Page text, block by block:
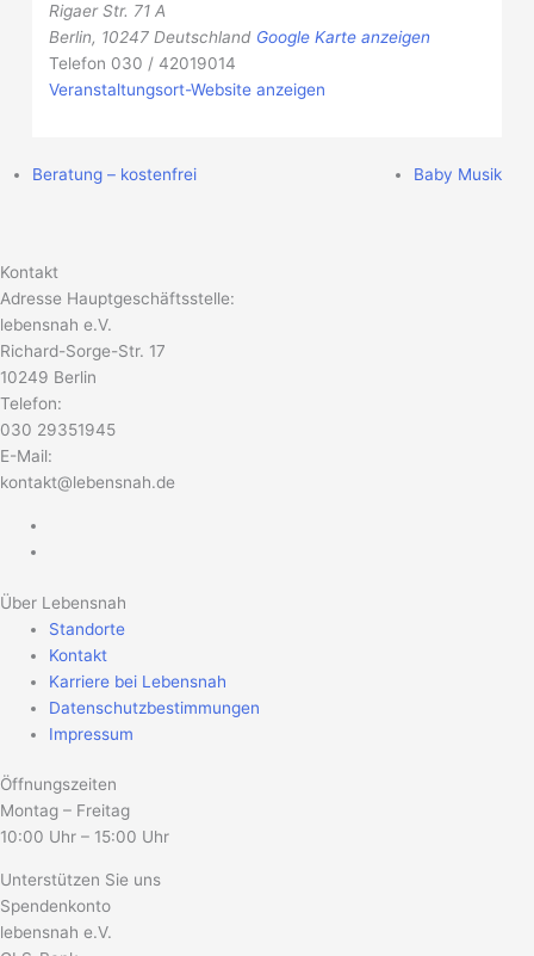
Rigaer Str. 71 A
Berlin, 10247 Deutschland Google Karte anzeigen
Telefon 030 / 42019014
Veranstaltungsort-Website anzeigen
Beratung – kostenfrei Baby Musik
Kontakt
Adresse Hauptgeschäftsstelle:
lebensnah e.V.
Richard-Sorge-Str. 17
10249 Berlin
Telefon:
030 29351945
E-Mail:
kontakt@lebensnah.de
Über Lebensnah
Standorte
Kontakt
Karriere bei Lebensnah
Datenschutzbestimmungen
Impressum
Öffnungszeiten
Montag – Freitag
10:00 Uhr – 15:00 Uhr
Unterstützen Sie uns
Spendenkonto
lebensnah e.V.